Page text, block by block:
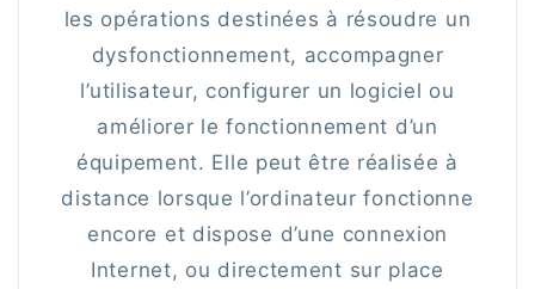
les opérations destinées à résoudre un
dysfonctionnement, accompagner
l’utilisateur, configurer un logiciel ou
améliorer le fonctionnement d’un
équipement. Elle peut être réalisée à
distance lorsque l’ordinateur fonctionne
encore et dispose d’une connexion
Internet, ou directement sur place